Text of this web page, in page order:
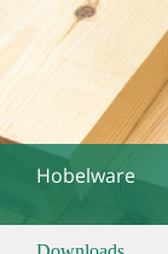
Hobelware